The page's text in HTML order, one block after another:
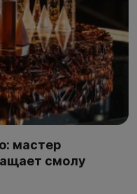
мастер
смолу